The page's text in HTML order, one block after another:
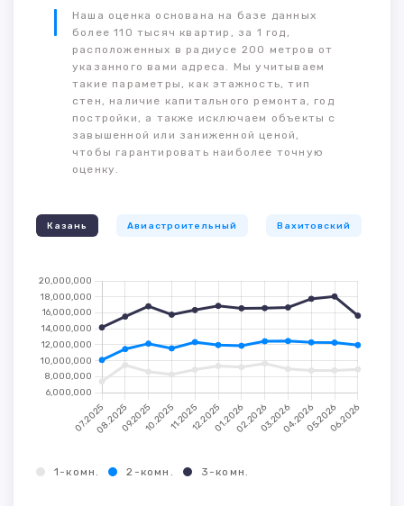
Наша оценка основана на базе данных
более 110 тысяч квартир, за 1 год,
расположенных в радиусе 200 метров от
указанного вами адреса. Мы учитываем
такие параметры, как этажность, тип
стен, наличие капитального ремонта, год
постройки, а также исключаем объекты с
завышенной или заниженной ценой,
чтобы гарантировать наиболее точную
оценку.
Казань Авиастроительный Вахитовский
1-комн. 2-комн. 3-комн.